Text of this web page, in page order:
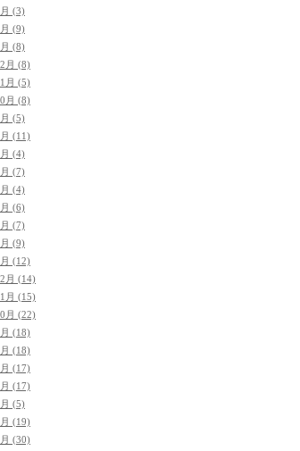
(3)
(9)
(8)
月 (8)
月 (5)
月 (8)
(5)
(11)
(4)
(7)
(4)
(6)
(7)
(9)
(12)
月 (14)
月 (15)
月 (22)
(18)
(18)
(17)
(17)
(5)
(19)
(30)